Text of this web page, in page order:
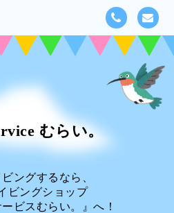
むらい。
ングするなら、
ビングショップ
ービスむらい。』へ！